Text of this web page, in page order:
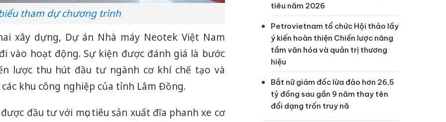
tham dự chương trình
xây dựng, Dự án Nhà máy Neotek Việt Nam
vào hoạt động. Sự kiện được đánh giá là bước
lược thu hút đầu tư ngành cơ khí chế tạo và
khu công nghiệp của tỉnh Lâm Đồng.
đầu tư với mục tiêu sản xuất đĩa phanh xe cơ
tiêu năm 2026
Petrovietnam tổ chức Hội thảo lấy
ý kiến hoàn thiện Chiến lược nâng
tầm văn hóa và quản trị thương
hiệu
Bắt nữ giám đốc lừa đảo hơn 26,5
tỷ đồng sau gần 9 năm thay tên
đổi dạng trốn truy nã